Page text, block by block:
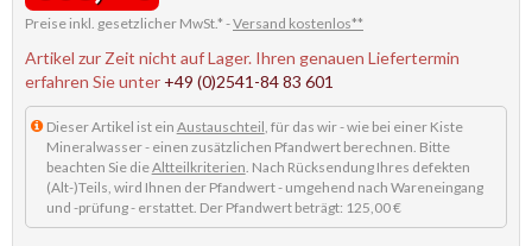
Preise inkl. gesetzlicher MwSt.* -Versand kostenlos**
Artikel zur Zeit nicht auf Lager. Ihren genauen Liefertermin
erfahren Sie unter +49 (0)2541-84 83 601
Dieser Artikel ist ein Austauschteil, für das wir - wie bei einer Kiste
Mineralwasser - einen zusätzlichen Pfandwert berechnen. Bitte
beachten Sie dieAltteilkriterien. Nach Rücksendung Ihres defekten
(Alt-)Teils, wird Ihnen der Pfandwert - umgehend nach Wareneingang
und -prüfung - erstattet. Der Pfandwert beträgt: 125,00 €